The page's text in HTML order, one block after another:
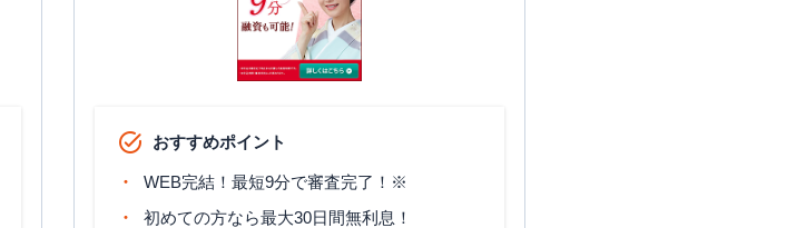
おすすめポイント
WEB完結！最短9分で審査完了！※
初めての方なら最大30日間無利息！